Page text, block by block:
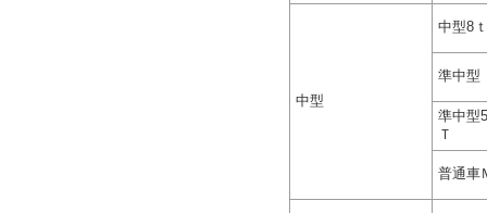
中型
中型8
準中型
準中型
Ｔ
普通車